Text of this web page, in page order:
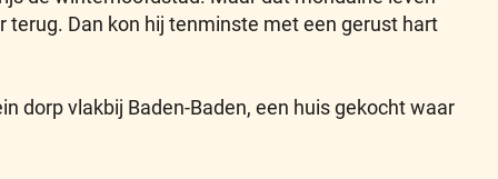
terug. Dan kon hij tenminste met een gerust hart
dorp vlakbij Baden-Baden, een huis gekocht waar